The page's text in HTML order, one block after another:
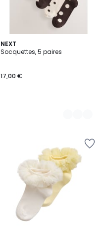
NEXT
Socquettes, 5 paires
17,00 €
2
Couleurs